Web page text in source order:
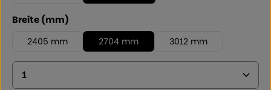
Breite (mm)
2405 mm 2704 mm 3012 mm
Produkt Anzahl: Geben Sie den gewünschten